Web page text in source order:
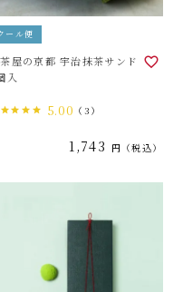
ール便
屋の京都 宇治抹茶サンド
入
5.00 （3）
1,743 税込